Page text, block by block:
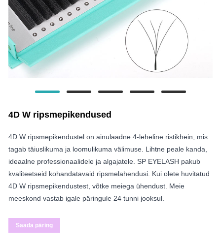
4D W ripsmepikendused
4D W ripsmepikendustel on ainulaadne 4-leheline ristikhein, mis
tagab täiuslikuma ja loomulikuma välimuse. Lihtne peale kanda,
ideaalne professionaalidele ja algajatele. SP EYELASH pakub
kvaliteetseid kohandatavaid ripsmelahendusi. Kui olete huvitatud
4D W ripsmepikendustest, võtke meiega ühendust. Meie
meeskond vastab igale päringule 24 tunni jooksul.
Saada päring